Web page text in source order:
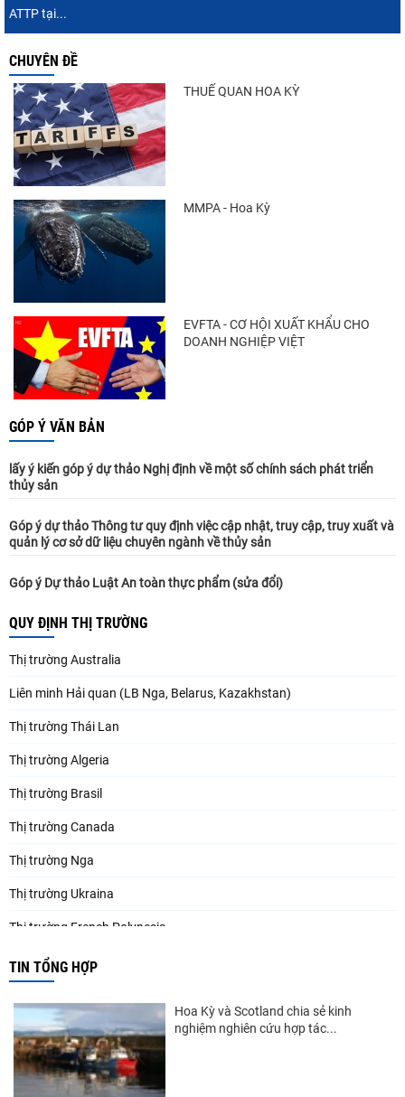
ATTP tại...
CHUYÊN ĐỀ
THUẾ QUAN HOA KỲ
MMPA - Hoa Kỳ
EVFTA - CƠ HỘI XUẤT KHẨU CHO
DOANH NGHIỆP VIỆT
GÓP Ý VĂN BẢN
lấy ý kiến góp ý dự thảo Nghị định về một số chính sách phát triển
thủy sản
Góp ý dự thảo Thông tư quy định việc cập nhật, truy cập, truy xuất và
quản lý cơ sở dữ liệu chuyên ngành về thủy sản
Góp ý Dự thảo Luật An toàn thực phẩm (sửa đổi)
QUY ĐỊNH THỊ TRƯỜNG
Thị trường Australia
Liên minh Hải quan (LB Nga, Belarus, Kazakhstan)
Thị trường Thái Lan
Thị trường Algeria
Thị trường Brasil
Thị trường Canada
Thị trường Nga
Thị trường Ukraina
Thị trường French Polynesia
Thị trường Trung Quốc
Thị trường New Zealand
Thị trường Đài Loan
Thị trường Hàn Quốc
TIN TỔNG HỢP
Hoa Kỳ và Scotland chia sẻ kinh
nghiệm nghiên cứu hợp tác...